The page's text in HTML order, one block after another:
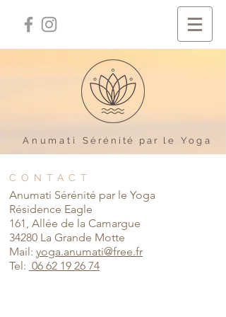
Anumati Sérénité par le Yoga
CONTACT
Anumati Sérénité par le Yoga
Résidence Eagle
161, Allée de la Camargue
34280 La Grande Motte
Mail: yoga.anumati@free.fr
Tel: 06 62 19 26 74